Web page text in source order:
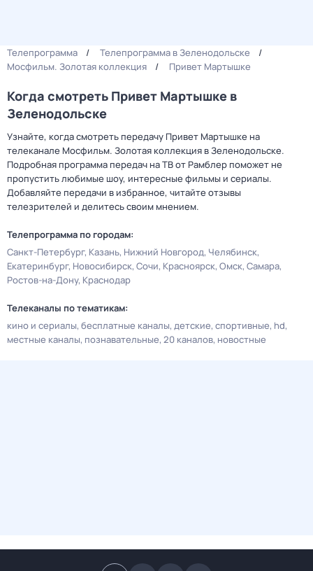
Телепрограмма
Телепрограмма в Зеленодольске
Мосфильм. Золотая коллекция
Привет Мартышке
Когда смотреть Привет Мартышке в
Зеленодольске
Узнайте, когда смотреть передачу Привет Мартышке на
телеканале Мосфильм. Золотая коллекция в Зеленодольске.
Подробная программа передач на ТВ от Рамблер поможет не
пропустить любимые шоу, интересные фильмы и сериалы.
Добавляйте передачи в избранное, читайте отзывы
телезрителей и делитесь своим мнением.
Телепрограмма по городам:
Санкт-Петербург Казань Нижний Новгород Челябинск
Екатеринбург Новосибирск Сочи Красноярск Омск Самара
Ростов-на-Дону Краснодар
Телеканалы по тематикам:
кино и сериалы бесплатные каналы детские спортивные hd
местные каналы познавательные 20 каналов новостные